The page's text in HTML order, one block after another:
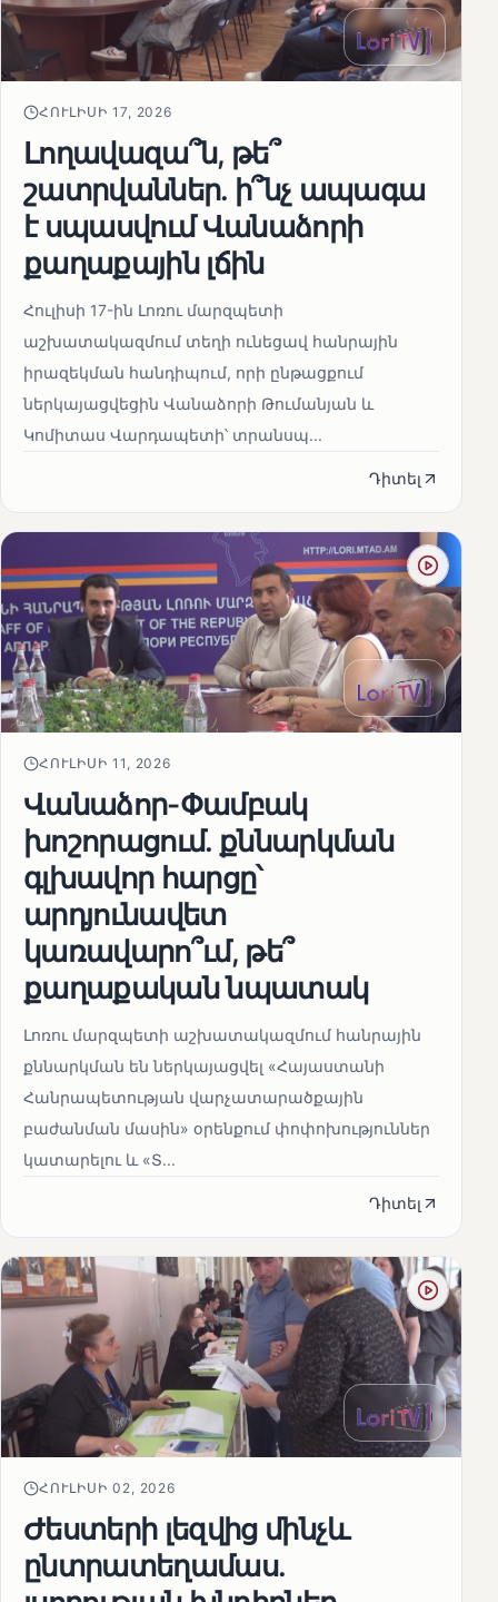
ՀՈՒԼԻՍԻ 17, 2026
Լողավազա՞ն, թե՞
շատրվաններ. ի՞նչ ապագա
է սպասվում Վանաձորի
քաղաքային լճին
Հուլիսի 17-ին Լոռու մարզպետի
աշխատակազմում տեղի ունեցավ հանրային
իրազեկման հանդիպում, որի ընթացքում
ներկայացվեցին Վանաձորի Թումանյան և
Կոմիտաս Վարդապետի՝ տրանսպ...
Դիտել
ՀՈՒԼԻՍԻ 11, 2026
Վանաձոր-Փամբակ
խոշորացում. քննարկման
գլխավոր հարցը՝
արդյունավետ
կառավարո՞ւմ, թե՞
քաղաքական նպատակ
Լոռու մարզպետի աշխատակազմում հանրային
քննարկման են ներկայացվել «Հայաստանի
Հանրապետության վարչատարածքային
բաժանման մասին» օրենքում փոփոխություններ
կատարելու և «Տ...
Դիտել
ՀՈՒԼԻՍԻ 02, 2026
Ժեստերի լեզվից մինչև
ընտրատեղամաս.